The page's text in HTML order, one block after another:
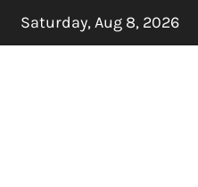
8月22日，约定你一起唱响青春！
Saturday, Aug 8, 2026